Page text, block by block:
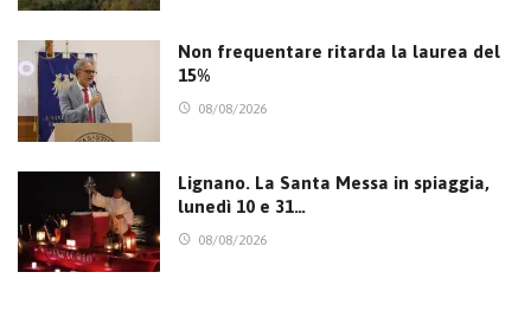
Non frequentare ritarda la laurea del
15%
08/08/2026
Lignano. La Santa Messa in spiaggia,
lunedì 10 e 31…
08/08/2026